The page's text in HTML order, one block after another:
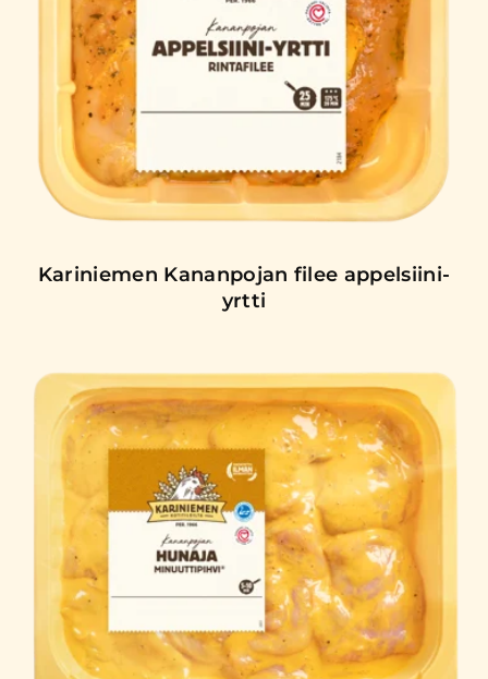
Kariniemen Kananpojan filee appelsiini-
yrtti